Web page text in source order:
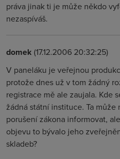
práva jinak ti je může někdo
nezaspíváš.
domek (17.12.2006 20:32:25)
V paneláku je veřejnou
protože dnes už v tom žádný
registrace mě ale zaujala. Kde
žádná státní instituce. Ta
porušení zákona informovat,
objevu to bývalo jeho
skladeb?